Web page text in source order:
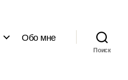
Обо мне
Поиск